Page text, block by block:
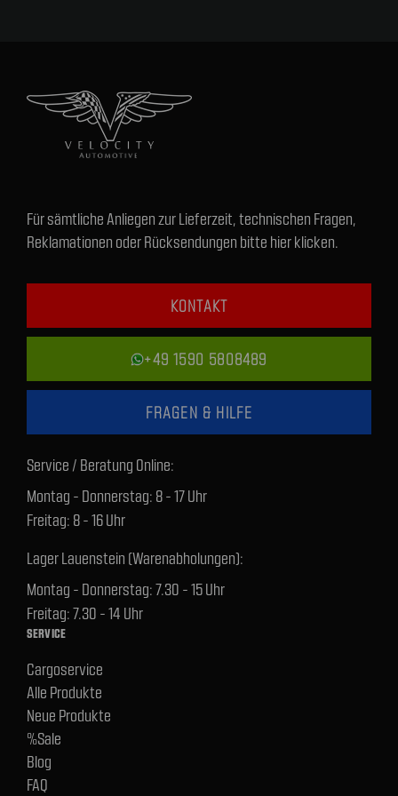
Für sämtliche Anliegen zur Lieferzeit, technischen Fragen,
Reklamationen oder Rücksendungen bitte hier klicken.
KONTAKT
+49 1590 5808489
FRAGEN & HILFE
Service / Beratung Online:
Montag - Donnerstag: 8 - 17 Uhr
Freitag: 8 - 16 Uhr
Lager Lauenstein (Warenabholungen):
Montag - Donnerstag: 7.30 - 15 Uhr
Freitag: 7.30 - 14 Uhr
SERVICE
Cargoservice
Alle Produkte
Neue Produkte
%Sale
Blog
FAQ